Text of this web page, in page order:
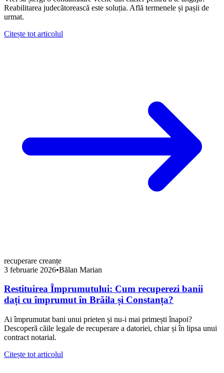
Reabilitarea judecătorească este soluția. Află termenele și pașii de
urmat.
Citește tot articolul
recuperare creanțe
3 februarie 2026•Bălan Marian
Restituirea Împrumutului: Cum recuperezi banii
dați cu împrumut în Brăila și Constanța?
Ai împrumutat bani unui prieten și nu-i mai primești înapoi?
Descoperă căile legale de recuperare a datoriei, chiar și în lipsa unui
contract notarial.
Citește tot articolul